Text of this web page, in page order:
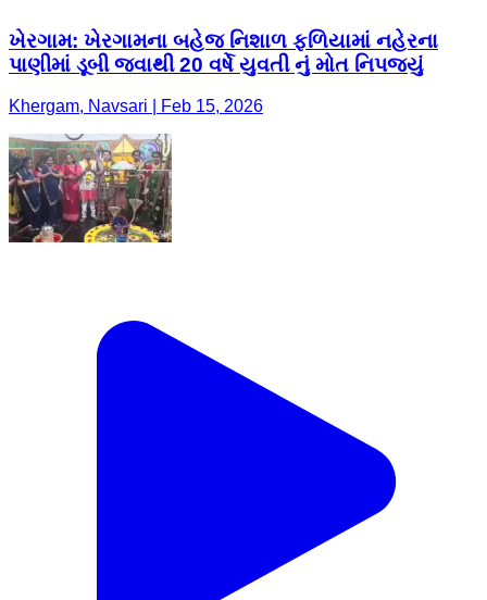
ખેરગામ: ખેરગામના બહેજ નિશાળ ફળિયામાં નહેરના
પાણીમાં ડૂબી જવાથી 20 વર્ષે યુવતી નું મોત નિપજ્યું
Khergam, Navsari | Feb 15, 2026